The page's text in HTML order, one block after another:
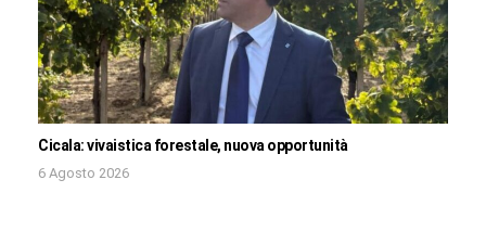
Cicala: vivaistica forestale, nuova opportunità
6 Agosto 2026